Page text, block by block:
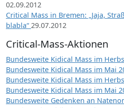
02.09.2012
Critical Mass in Bremen: „Jaja,
blabla“ 29.07.2012
Critical-Mass-Aktionen
Bundesweite Kidical Mass im
Bundesweite Kidical Mass im Mai
Bundesweite Kidical Mass im
Bundesweite Kidical Mass im Mai
Bundesweite Gedenken an